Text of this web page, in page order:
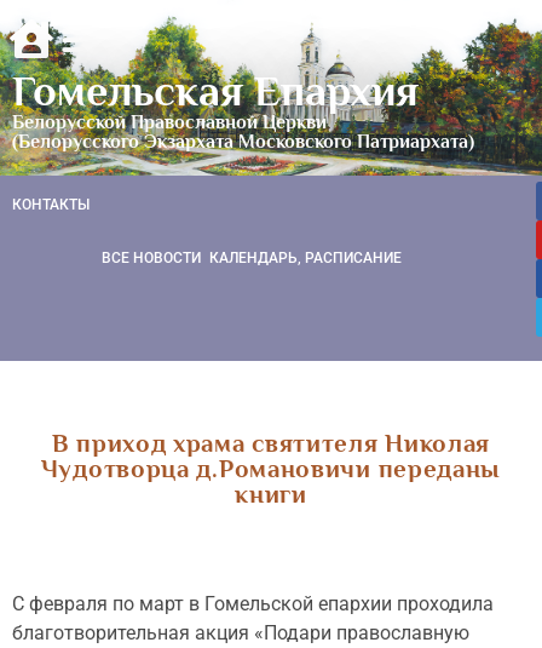
Гомельская Епархия
Белорусской Православной Церкви
(Белорусского Экзархата Московского Патриархата)
КОНТАКТЫ
ВСЕ НОВОСТИ КАЛЕНДАРЬ, РАСПИСАНИЕ
В приход храма святителя Николая
Чудотворца д.Романовичи переданы
книги
С февраля по март в Гомельской епархии проходила
благотворительная акция «Подари православную